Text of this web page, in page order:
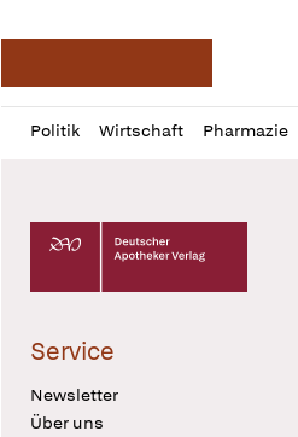
Politik Wirtschaft Pharmazie
Profil
öffnen
Daz
Pur
Deutscher Apotheker Verlag
Service
Newsletter
Über uns